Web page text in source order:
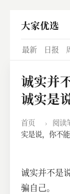
大家优选
最新 日报
诚实并
诚实是
首页 › 阅读
实是说，你不能
诚实并不是
骗自己。